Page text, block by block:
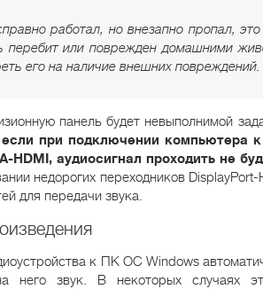
работал, но внезапно пропал,
перебит или поврежден домашними
его на наличие внешних повреждений.
панель будет невыполнимой
если при подключении компьютера
HDMI, аудиосигнал проходить не
недорогих переходников
для передачи звука.
к ПК ОС Windows
него звук. В некоторых случаях